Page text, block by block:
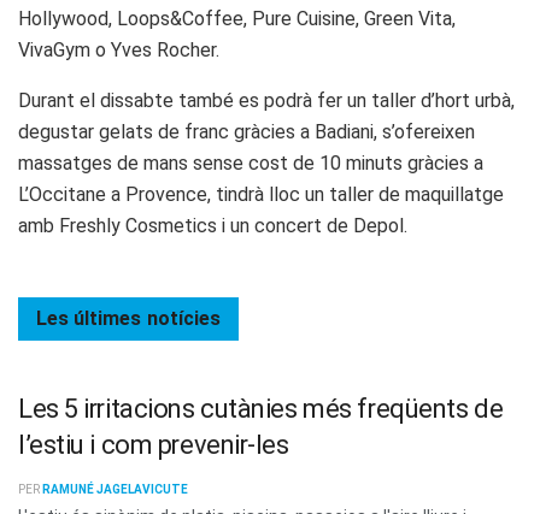
Hollywood, Loops&Coffee, Pure Cuisine, Green Vita,
VivaGym o Yves Rocher.
Durant el dissabte també es podrà fer un taller d’hort urbà,
degustar gelats de franc gràcies a Badiani, s’ofereixen
massatges de mans sense cost de 10 minuts gràcies a
L’Occitane a Provence, tindrà lloc un taller de maquillatge
amb Freshly Cosmetics i un concert de Depol.
Les últimes notícies
Les 5 irritacions cutànies més freqüents de
l’estiu i com prevenir-les
PER RAMUNÉ JAGELAVICUTE